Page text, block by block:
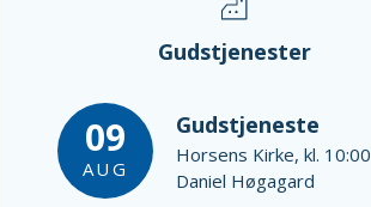
Gudstjenester
09
AUG
Gudstjeneste
Horsens Kirke, kl. 10:00
Daniel Høgagard